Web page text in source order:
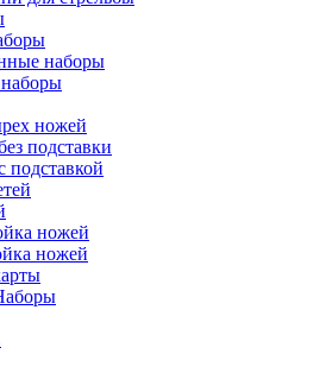
наборы
ножей
подставки
подставкой
ножей
ножей